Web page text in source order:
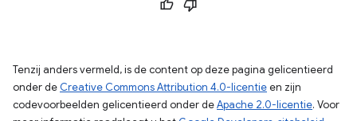
Tenzij anders vermeld, is de content op deze pagina gelicentieerd
onder de Creative Commons Attribution 4.0-licentieen zijn
codevoorbeelden gelicentieerd onder deApache 2.0-licentie. Voor